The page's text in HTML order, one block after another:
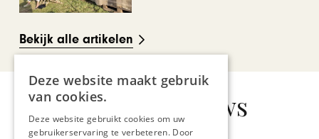
Bekijk alle artikelen
Gerelateerd nieuws
Deze website maakt gebruik
van cookies.
Deze website gebruikt cookies om uw
gebruikerservaring te verbeteren. Door